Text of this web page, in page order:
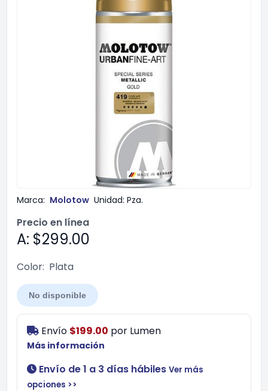
Marca: Molotow Unidad: Pza.
Precio en línea
A: $299.00
Color: Plata
No disponible
Envío $199.00 por Lumen
Más información
Envío de 1 a 3 días hábiles Ver más
opciones >>